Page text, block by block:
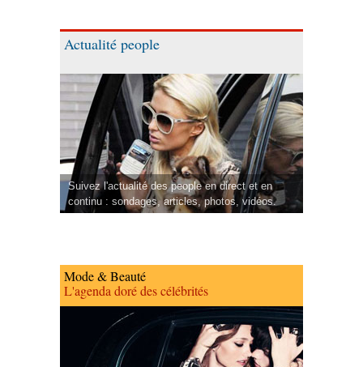
Actualité people
Suivez l'actualité des people en direct et en
continu : sondages, articles, photos, vidéos.
Mode & Beauté
L'agenda doré des célébrités